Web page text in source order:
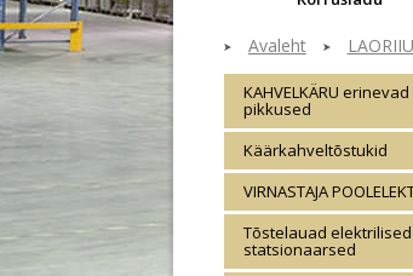
Avaleht
KAHVELKÄRU
pikkused
Käärkahveltõstukid
VIRNASTAJA
Tõstelauad elektrilised
statsionaarsed